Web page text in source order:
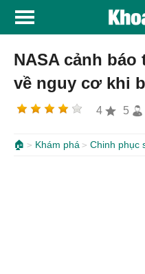
NASA cảnh
về nguy cơ khi
4 5
🏠 Khám phá Chinh phục